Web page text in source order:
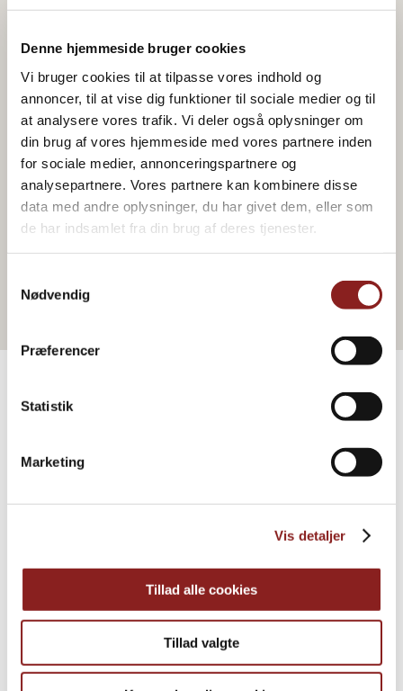
Denne hjemmeside bruger cookies
Vi bruger cookies til at tilpasse vores indhold og
annoncer, til at vise dig funktioner til sociale medier og til
at analysere vores trafik. Vi deler også oplysninger om
din brug af vores hjemmeside med vores partnere inden
for sociale medier, annonceringspartnere og
analysepartnere. Vores partnere kan kombinere disse
data med andre oplysninger, du har givet dem, eller som
de har indsamlet fra din brug af deres tjenester.
Nødvendig
Præferencer
Statistik
Marketing
Vis detaljer
Tillad alle cookies
Tillad valgte
Zum Webshop gehen
Weitere Informationen